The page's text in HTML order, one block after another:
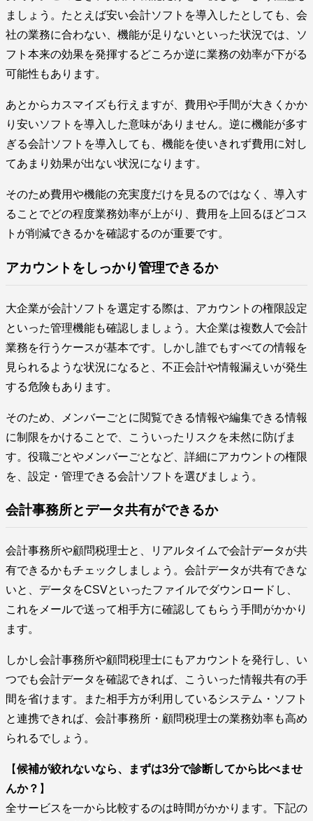
ましょう。たとえば安い会計ソフトを導入したとしても、会
社の業務に合わない、機能が足りないといった状況では、ソ
フト本来の効果を発揮するどころか逆に業務の効率が下がる
可能性もあります。
あとからカスマイズも行えますが、費用や手間が大きくかか
り安いソフトを導入した意味がありません。逆に機能が多す
ぎる会計ソフトを導入しても、機能を使いきれず費用に対し
てあまり効果が出ない状況になります。
そのため費用や機能の充実度だけを見るのではなく、導入す
ることでどの程度業務効率が上がり、費用を上回るほどコス
トが削減できるかを確認するのが重要です。
アカウントをしっかり管理できるか
大企業が会計ソフトを選定する際は、アカウントの権限設定
といった管理機能も確認しましょう。大企業は複数人で会計
業務を行うケースが基本です。しかし誰でもすべての情報を
見られるような状況になると、不正会計や情報漏えいが発生
する危険もあります。
そのため、メンバーごとに閲覧できる情報や編集できる情報
に制限をかけることで、こういったリスクを未然に防げま
す。役職ごとやメンバーごとなど、詳細にアカウントの権限
を、設定・管理できる会計ソフトを選びましょう。
会計事務所とデータ共有ができるか
会計事務所や顧問税理士と、リアルタイムで会計データが共
有できるかもチェックしましょう。会計データが共有できな
いと、データをCSVといったファイルでダウンロードし、
これをメールで送って相手方に確認してもらう手間がかかり
ます。
しかし会計事務所や顧問税理士にもアカウントを発行し、い
つでも会計データを確認できれば、こういった情報共有の手
間を省けます。また相手方が利用しているシステム・ソフト
と連携できれば、会計事務所・顧問税理士の業務効率も高め
られるでしょう。
【候補が絞れないなら、まずは3分で診断してから比べませ
んか？ 】
全サービスを一から比較するのは時間がかかります。下記の